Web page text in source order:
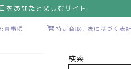
をあなたと楽しむサイト
責事項 特定商取引法に基づく表記
検索